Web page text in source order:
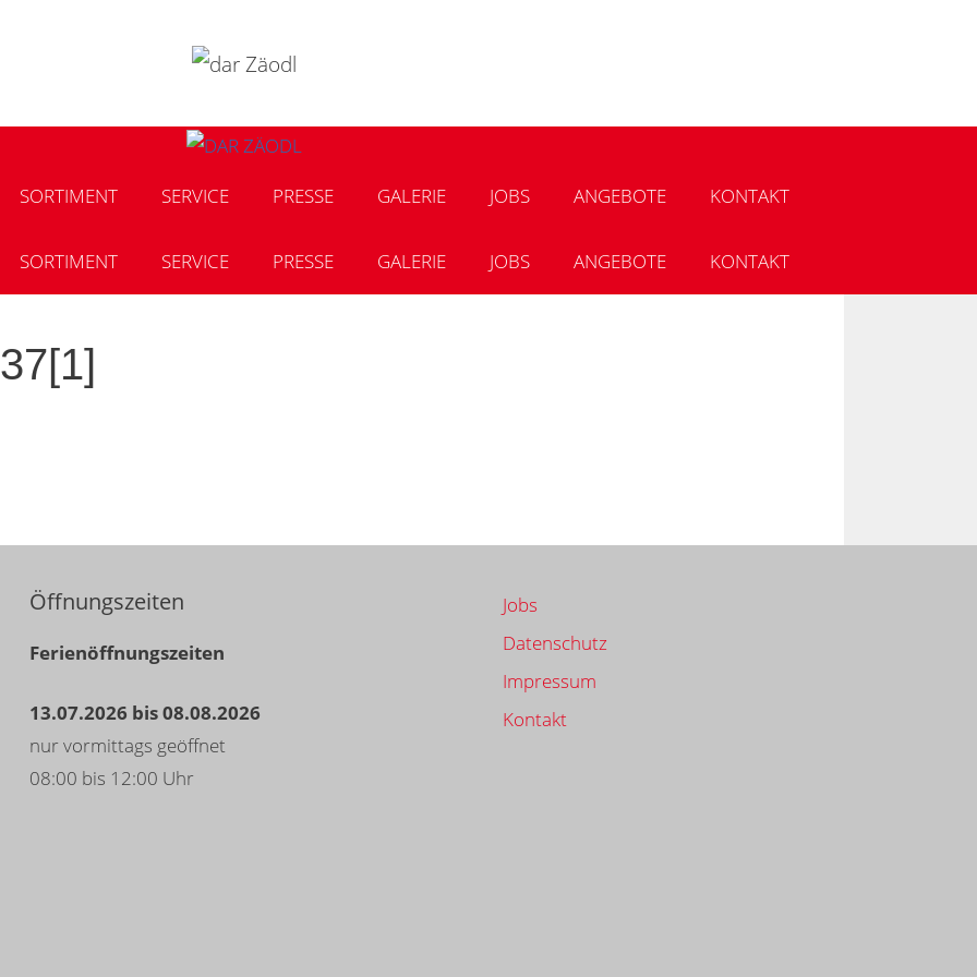
SORTIMENT SERVICE PRESSE GALERIE JOBS ANGEBOTE KONTAKT
SORTIMENT SERVICE PRESSE GALERIE JOBS ANGEBOTE KONTAKT
Öffnungszeiten
Ferienöffnungszeiten
13.07.2026 bis 08.08.2026
nur vormittags geöffnet
08:00 bis 12:00 Uhr
Jobs
Datenschutz
Impressum
Kontakt